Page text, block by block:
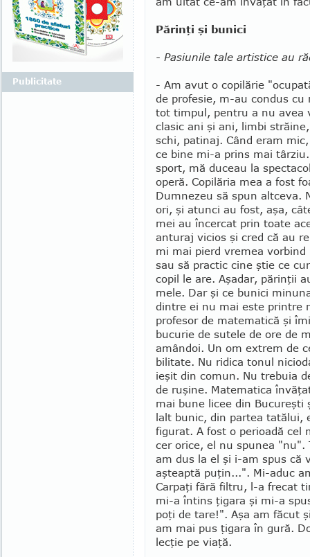
Părinţi şi bunici
- Pasiunile tale artistice au
- Am avut o copilărie
de profesie, m-au condus
tot timpul, pentru a nu avea
clasic ani şi ani, limbi
schi, patinaj. Când eram
ce bine mi-a prins mai
sport, mă duceau la
operă. Copilăria mea a fost
Dumnezeu să spun altceva.
ori, şi atunci au fost, aşa,
mei au încercat prin toate
anturaj vicios şi cred că au
mi mai pierd vremea
sau să practic cine ştie ce
copil le are. Aşadar, părinţii
mele. Dar şi ce bunici
dintre ei nu mai este printre
profesor de matematică şi
bucurie de sutele de ore de
amândoi. Un om ex­trem de
bili­tate. Nu ridica tonul
ieşit din comun. Nu trebuia
de ruşine. Matematica
mai bune licee din
lalt bunic, din partea tatălui,
figurat. A fost o pe­rioa­dă cel
cer orice, el nu spunea "nu".
am dus la el şi i-am spus că
aşteaptă puţin...". Mi-aduc
Carpaţi fără fil­tru, l-a frecat
mi-a întins ţigara şi mi-a
poţi de tare!". Aşa am făcut
am mai pus ţi­ga­ra în gură.
lecţie pe viaţă.
Publicitate